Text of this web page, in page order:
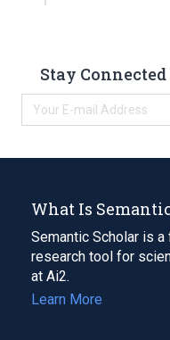
Stay
What Is
Semantic Scholar is
research tool for
at Ai2.
Learn More